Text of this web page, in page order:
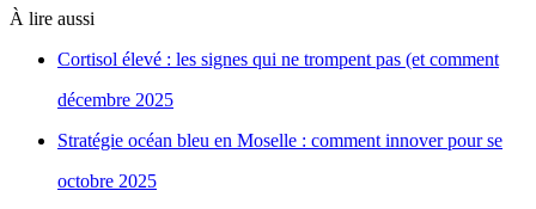
À lire aussi
Cortisol élevé : les signes qui ne trompent pas (et comment
décembre 2025
Stratégie océan bleu en Moselle : comment innover pour se
octobre 2025